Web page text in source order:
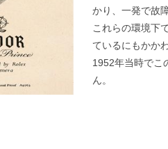
かり、一発で故
これらの環境下
ているにもかか
1952年当時でこ
ん。